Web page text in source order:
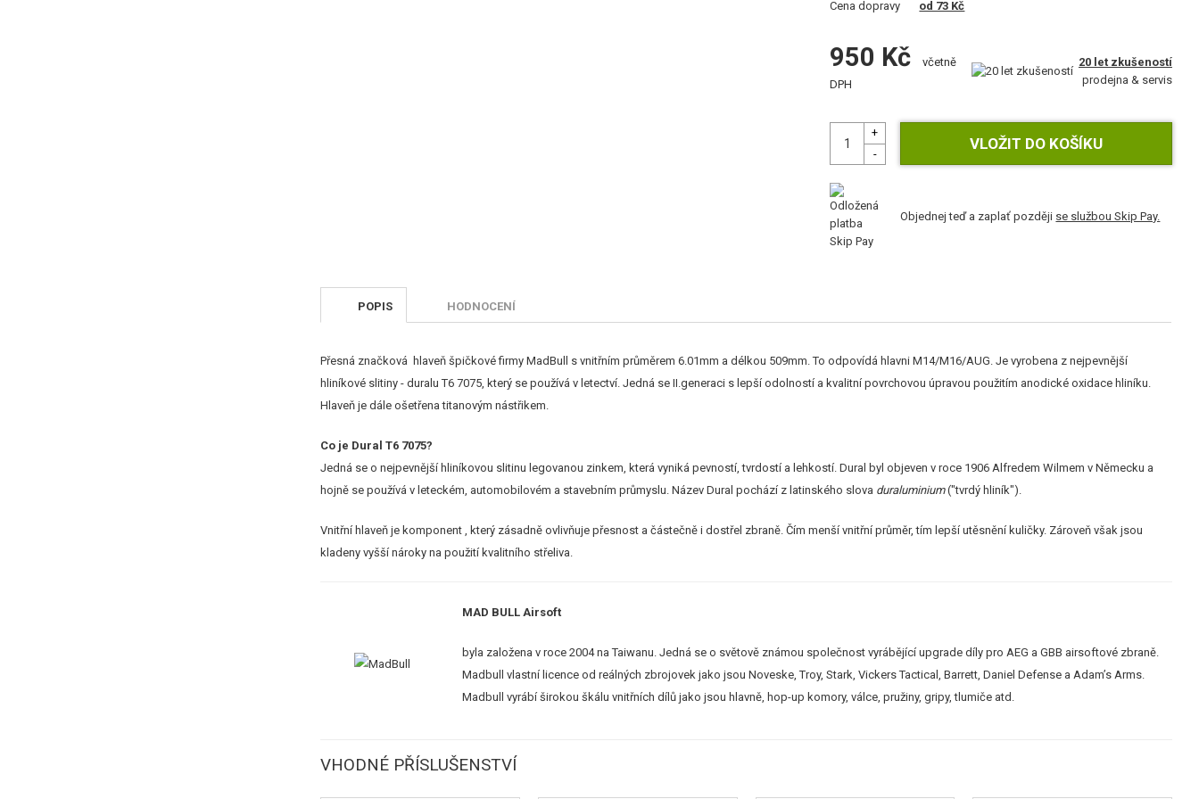
Cena dopravy
od 73 Kč
950 Kč
včetně
DPH
20 let zkušeností
prodejna & servis
Objednej teď a zaplať později se službou Skip Pay.
POPIS HODNOCENÍ
Přesná značková hlaveň špičkové firmy MadBull s vnitřním průměrem 6.01mm a délkou 509mm. To odpovídá hlavni M14/M16/AUG. Je vyrobena z nejpevnější
hliníkové slitiny - duralu T6 7075, který se používá v letectví. Jedná se II.generaci s lepší odolností a kvalitní povrchovou úpravou použitím anodické oxidace hliníku.
Hlaveň je dále ošetřena titanovým nástřikem.
Co je Dural T6 7075?
Jedná se o nejpevnější hliníkovou slitinu legovanou zinkem, která vyniká pevností, tvrdostí a lehkostí. Dural byl objeven v roce 1906 Alfredem Wilmem v Německu a
hojně se používá v leteckém, automobilovém a stavebním průmyslu. Název Dural pochází z latinského slova duraluminium("tvrdý hliník").
Vnitřní hlaveň je komponent , který zásadně ovlivňuje přesnost a částečně i dostřel zbraně. Čím menší vnitřní průměr, tím lepší utěsnění kuličky. Zároveň však jsou
kladeny vyšší nároky na použití kvalitního střeliva.
MAD BULL Airsoft
byla založena v roce 2004 na Taiwanu. Jedná se o světově známou společnost vyrábějící upgrade díly pro AEG a GBB airsoftové zbraně.
Madbull vlastní licence od reálných zbrojovek jako jsou Noveske, Troy, Stark, Vickers Tactical, Barrett, Daniel Defense a Adam’s Arms.
Madbull vyrábí širokou škálu vnitřních dílů jako jsou hlavně, hop-up komory, válce, pružiny, gripy, tlumiče atd.
VHODNÉ PŘÍSLUŠENSTVÍ